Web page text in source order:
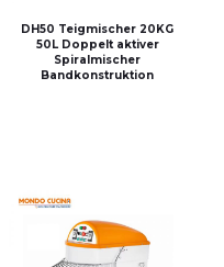
DH50 Teigmischer 20KG
50L Doppelt aktiver
Spiralmischer
Bandkonstruktion